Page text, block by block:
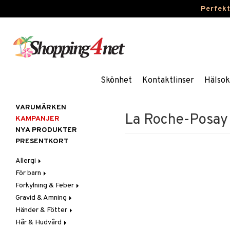
Skönhet Kontaktlinser
La Roche-
VARUMÄRKEN
KAMPANJER
NYA PRODUKTER
PRESENTKORT
Allergi
Nässpray
Ögondroppar
Tabletter
För barn
Blodstoppare
Blöjor
Feber, Förkylning & Värk
Hår
Förkylning & Feber
Feber
Febernedsättande
Barn
Febertermometrar
Halsont & Heshet
Hosta
Gravid & Amning
Bröstpump
Bröstskydd & Inlägg
Händer & Fötter
Fotvård
Hår & Hudvård